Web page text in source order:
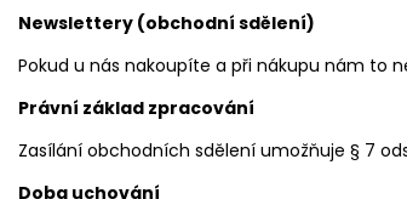
Newslettery (obchodní sdělení)
Pokud u nás nakoupíte a při nákupu nám to
Právní základ zpracování
Zasílání obchodních sdělení umožňuje § 7
Doba uchování